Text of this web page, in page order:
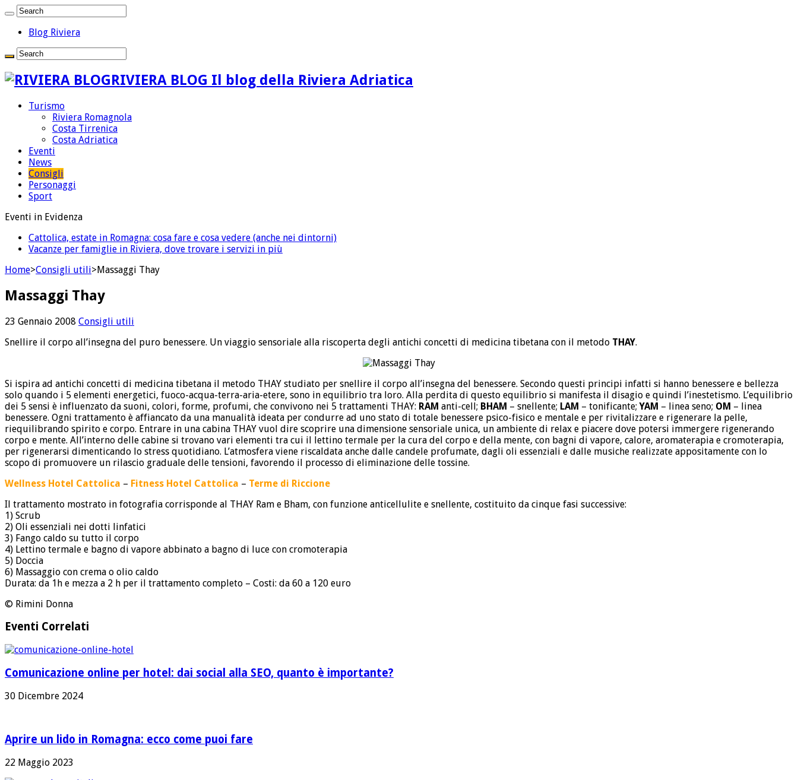
Blog Riviera
RIVIERA BLOG Il blog della Riviera Adriatica
Turismo
Riviera Romagnola
Costa Tirrenica
Costa Adriatica
Eventi
News
Consigli
Personaggi
Sport
Eventi in Evidenza
Cattolica, estate in Romagna: cosa fare e cosa vedere (anche nei dintorni)
Vacanze per famiglie in Riviera, dove trovare i servizi in più
Home>Consigli utili>Massaggi Thay
Massaggi Thay
23 Gennaio 2008 Consigli utili
Snellire il corpo all’insegna del puro benessere. Un viaggio sensoriale alla riscoperta degli antichi concetti di medicina tibetana con il metodo THAY.
Si ispira ad antichi concetti di medicina tibetana il metodo THAY studiato per snellire il corpo all’insegna del benessere. Secondo questi principi infatti si hanno benessere e bellezza
solo quando i 5 elementi energetici, fuoco-acqua-terra-aria-etere, sono in equilibrio tra loro. Alla perdita di questo equilibrio si manifesta il disagio e quindi l’inestetismo. L’equilibrio
dei 5 sensi è influenzato da suoni, colori, forme, profumi, che convivono nei 5 trattamenti THAY: RAM anti-cell; BHAM – snellente; LAM – tonificante;YAM – linea seno; OM – linea
benessere. Ogni trattamento è affiancato da una manualità ideata per condurre ad uno stato di totale benessere psico-fisico e mentale e per rivitalizzare e rigenerare la pelle,
riequilibrando spirito e corpo. Entrare in una cabina THAY vuol dire scoprire una dimensione sensoriale unica, un ambiente di relax e piacere dove potersi immergere rigenerando
corpo e mente. All’interno delle cabine si trovano vari elementi tra cui il lettino termale per la cura del corpo e della mente, con bagni di vapore, calore, aromaterapia e cromoterapia,
per rigenerarsi dimenticando lo stress quotidiano. L’atmosfera viene riscaldata anche dalle candele profumate, dagli oli essenziali e dalle musiche realizzate appositamente con lo
scopo di promuovere un rilascio graduale delle tensioni, favorendo il processo di eliminazione delle tossine.
Wellness Hotel Cattolica – Fitness Hotel Cattolica – Terme di Riccione
Il trattamento mostrato in fotografia corrisponde al THAY Ram e Bham, con funzione anticellulite e snellente, costituito da cinque fasi successive:
1) Scrub
2) Oli essenziali nei dotti linfatici
3) Fango caldo su tutto il corpo
4) Lettino termale e bagno di vapore abbinato a bagno di luce con cromoterapia
5) Doccia
6) Massaggio con crema o olio caldo
Durata: da 1h e mezza a 2 h per il trattamento completo – Costi: da 60 a 120 euro
© Rimini Donna
Eventi Correlati
Comunicazione online per hotel: dai social alla SEO, quanto è importante?
30 Dicembre 2024
Aprire un lido in Romagna: ecco come puoi fare
22 Maggio 2023